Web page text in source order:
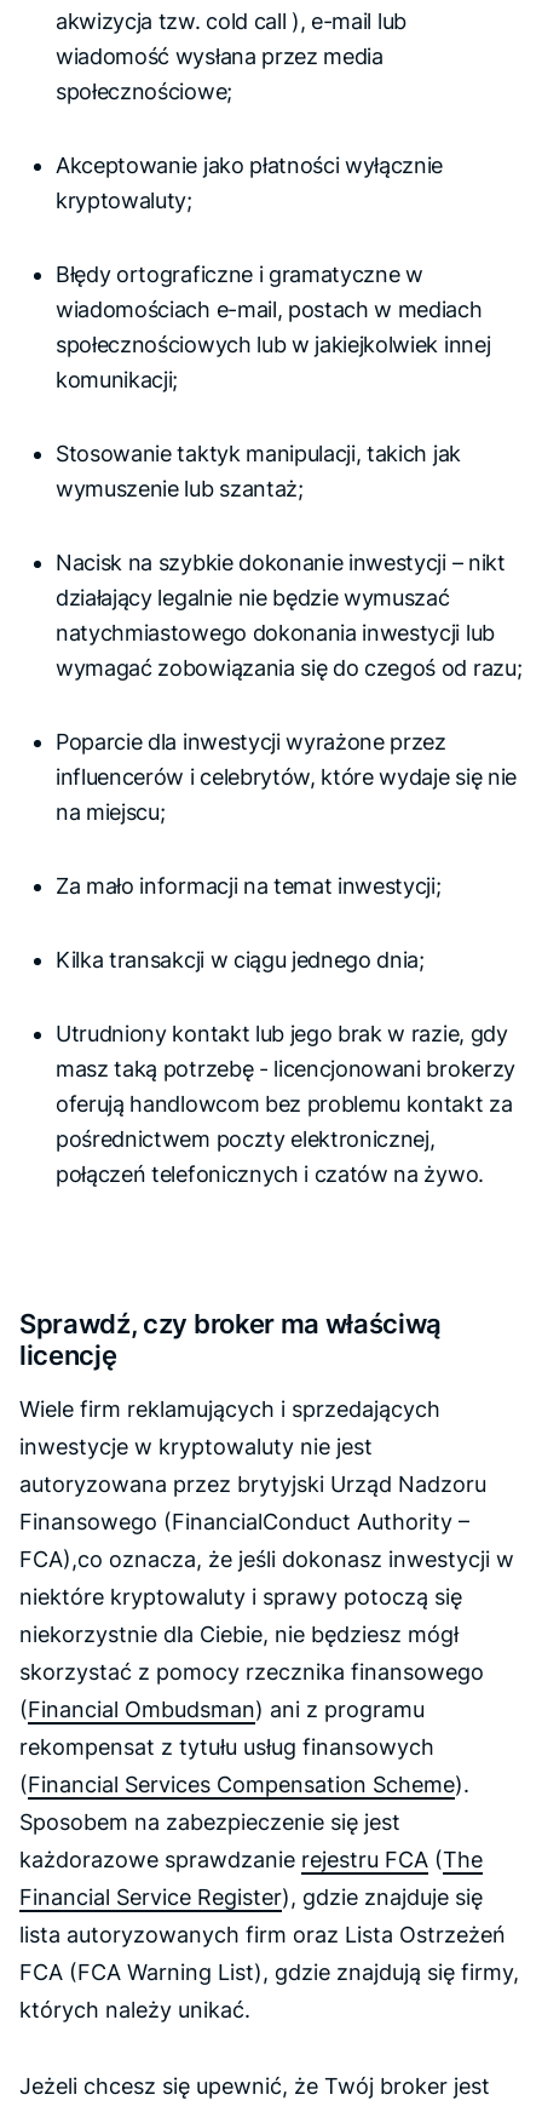
akwizycja tzw. cold call ), e-mail lub
wiadomość wysłana przez media
społecznościowe;
Akceptowanie jako płatności wyłącznie
kryptowaluty;
Błędy ortograficzne i gramatyczne w
wiadomościach e-mail, postach w mediach
społecznościowych lub w jakiejkolwiek innej
komunikacji;
Stosowanie taktyk manipulacji, takich jak
wymuszenie lub szantaż;
Nacisk na szybkie dokonanie inwestycji – nikt
działający legalnie nie będzie wymuszać
natychmiastowego dokonania inwestycji lub
wymagać zobowiązania się do czegoś od razu;
Poparcie dla inwestycji wyrażone przez
influencerów i celebrytów, które wydaje się nie
na miejscu;
Za mało informacji na temat inwestycji;
Kilka transakcji w ciągu jednego dnia;
Utrudniony kontakt lub jego brak w razie, gdy
masz taką potrzebę - licencjonowani brokerzy
oferują handlowcom bez problemu kontakt za
pośrednictwem poczty elektronicznej,
połączeń telefonicznych i czatów na żywo.
Sprawdź, czy broker ma właściwą
licencję
Wiele firm reklamujących i sprzedających
inwestycje w kryptowaluty nie jest
autoryzowana przez brytyjski Urząd Nadzoru
Finansowego (FinancialConduct Authority –
FCA),co oznacza, że jeśli dokonasz inwestycji w
niektóre kryptowaluty i sprawy potoczą się
niekorzystnie dla Ciebie, nie będziesz mógł
skorzystać z pomocy rzecznika finansowego
(Financial Ombudsman) ani z programu
rekompensat z tytułu usług finansowych
(Financial Services Compensation Scheme).
Sposobem na zabezpieczenie się jest
każdorazowe sprawdzanie rejestru FCA (The
Financial Service Register), gdzie znajduje się
lista autoryzowanych firm oraz Lista Ostrzeżeń
FCA (FCA Warning List), gdzie znajdują się firmy,
których należy unikać.
Jeżeli chcesz się upewnić, że Twój broker jest